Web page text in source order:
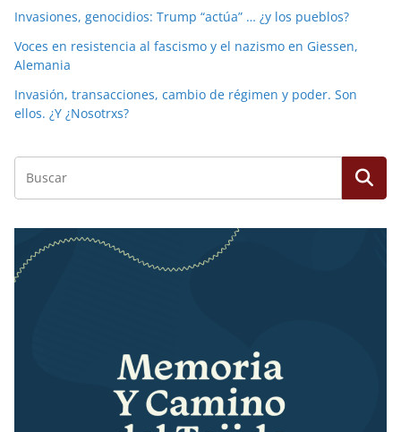
Invasiones, genocidios: Trump “actúa” … ¿y los pueblos?
Voces en resistencia al fascismo y el nazismo en Giessen,
Alemania
Invasión, transacciones, cambio de régimen y poder. Son
ellos. ¿Y ¿Nosotrxs?